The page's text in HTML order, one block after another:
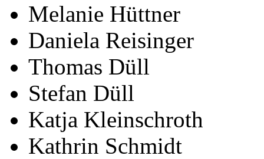
Melanie Hüttner
Daniela Reisinger
Thomas Düll
Stefan Düll
Katja Kleinschroth
Kathrin Schmidt